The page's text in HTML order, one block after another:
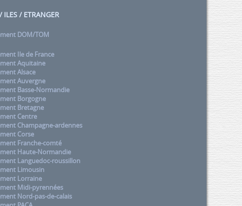
ILES / ETRANGER
DOM/TOM
Ile de France
Aquitaine
Alsace
Auvergne
Basse-Normandie
Borgogne
Bretagne
Centre
Champagne-ardennes
Corse
Franche-comté
Haute-Normandie
Languedoc-roussillon
Limousin
Lorraine
Midi-pyrennées
Nord-pas-de-calais